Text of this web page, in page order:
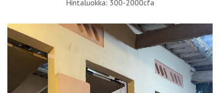
Hintaluokka: 300-2000cfa